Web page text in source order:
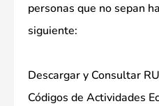
personas que no sepan
siguiente:
Descargar y Consultar
Códigos de Actividades